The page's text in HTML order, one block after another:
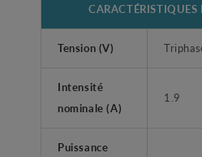
CARACTÉRISTIQUES
Tension (V)
Intensité
nominale (A)
1.9
Puissance